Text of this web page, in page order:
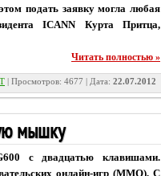
подать заявку могла любая
ICANN Курта Притца,
Читать полностью »
| Просмотров: 4677 | Дата: 22.07.2012
мышку
с двадцатью клавишами.
онлайн-игр (MMO). С